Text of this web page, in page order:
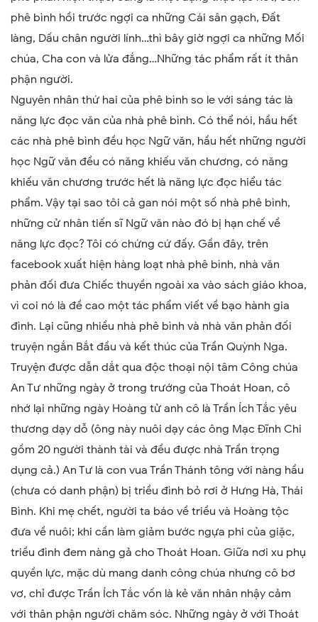
phê bình hồi trước ngợi ca những Cái sân gạch, Đất
làng, Dấu chân người lính…thì bây giờ ngợi ca những Mối
chúa, Cha con và lửa đắng…Những tác phẩm rất ít thân
phận người.
Nguyên nhân thứ hai của phê bình so le với sáng tác là
năng lực đọc văn của nhà phê bình. Có thể nói, hầu hết
các nhà phê bình đều học Ngữ văn, hầu hết những người
học Ngữ văn đều có năng khiếu văn chương, có năng
khiếu văn chương trước hết là năng lực đọc hiểu tác
phẩm. Vậy tại sao tôi cả gan nói một số nhà phê bình,
những cử nhân tiến sĩ Ngữ văn nào đó bị hạn chế về
năng lực đọc? Tôi có chứng cứ đấy. Gần đây, trên
facebook xuất hiện hàng loạt nhà phê bình, nhà văn
phản đối đưa Chiếc thuyền ngoài xa vào sách giáo khoa,
vì coi nó là đề cao một tác phẩm viết về bạo hành gia
đình. Lại cũng nhiều nhà phê bình và nhà văn phản đối
truyện ngắn Bắt đầu và kết thúc của Trần Quỳnh Nga.
Truyện được dẫn dắt qua độc thoại nội tâm Công chúa
An Tư những ngày ở trong trướng của Thoát Hoan, cô
nhớ lại những ngày Hoàng tử anh cô là Trần Ích Tắc yêu
thương dạy dỗ (ông này nuôi dạy các ông Mạc Đĩnh Chi
gồm 20 người thành tài và đều được nhà Trần trọng
dụng cả.) An Tư là con vua Trần Thánh tông với nàng hầu
(chưa có danh phận) bị triều đình bỏ rơi ở Hưng Hà, Thái
Bình. Khi mẹ chết, người ta báo về triều và Hoàng tộc
đưa về nuôi; khi cần làm giảm bước ngựa phi của giặc,
triều đình đem nàng gả cho Thoát Hoan. Giữa nơi xu phụ
quyền lực, mặc dù mang danh công chúa nhưng cô bơ
vơ, chỉ được Trần Ích Tắc vốn là kẻ văn nhân nhậy cảm
với thân phận người chăm sóc. Những ngày ở với Thoát